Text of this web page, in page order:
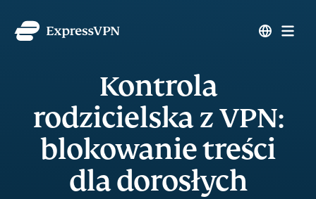
Kontrola
rodzicielska z VPN:
blokowanie treści
dla dorosłych